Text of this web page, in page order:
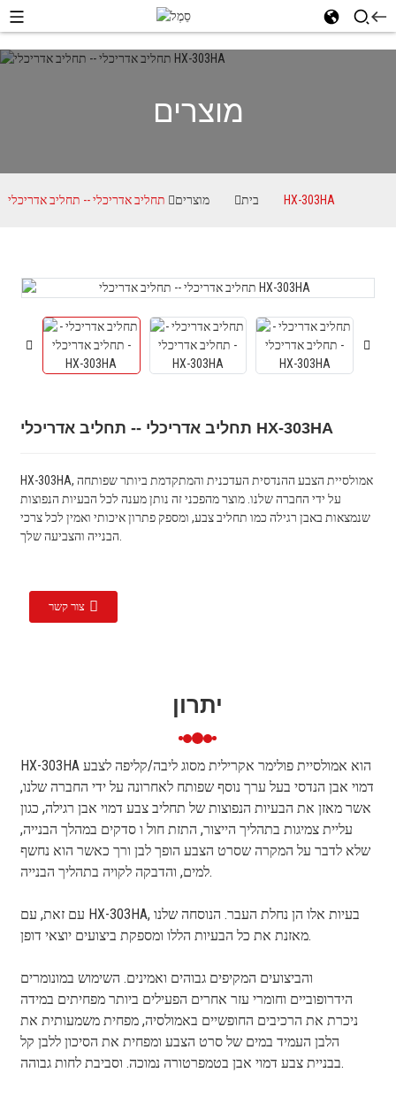
מוצרים
בית מוצרים תחליב אדריכלי -- תחליב אדריכלי HX-303HA
תחליב אדריכלי -- תחליב אדריכלי HX-303HA
HX-303HA, אמולסיית הצבע ההנדסית העדכנית והמתקדמת ביותר שפותחה
על ידי החברה שלנו. מוצר מהפכני זה נותן מענה לכל הבעיות הנפוצות
שנמצאות באבן רגילה כמו תחליב צבע, ומספק פתרון איכותי ואמין לכל צרכי
צור קשר
יתרון
HX-303HA הוא אמולסיית פולימר אקרילית מסוג ליבה/קליפה לצבע
דמוי אבן הנדסי בעל ערך נוסף שפותח לאחרונה על ידי החברה שלנו,
אשר מאזן את הבעיות הנפוצות של תחליב צבע דמוי אבן רגילה, כגון
עליית צמיגות בתהליך הייצור, התזת חול ו סדקים במהלך הבנייה,
שלא לדבר על המקרה שסרט הצבע הופך לבן ורך כאשר הוא נחשף
למים, והדבקה לקויה בתהליך הבנייה.
עם זאת, עם HX-303HA, בעיות אלו הן נחלת העבר. הנוסחה שלנו
מאזנת את כל הבעיות הללו ומספקת ביצועים יוצאי דופן.
והביצועים המקיפים גבוהים ואמינים. השימוש במונומרים
הידרופוביים וחומרי עזר אחרים הפעילים ביותר מפחיתים במידה
ניכרת את הרכיבים החופשיים באמולסיה, מפחית משמעותית את
הלבן העמיד במים של סרט הצבע ומפחית את הסיכון ללבן קל
בבניית צבע דמוי אבן בטמפרטורה נמוכה. וסביבת לחות גבוהה.